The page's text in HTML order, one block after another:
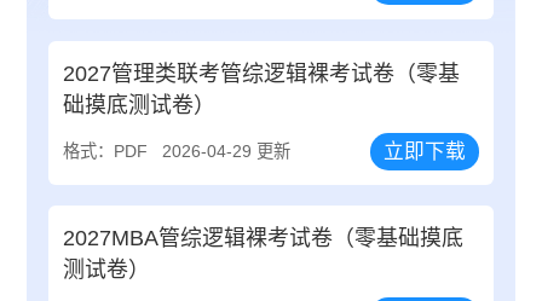
2027管理类联考管综逻辑裸考试卷（零基
础摸底测试卷）
格式：PDF 2026-04-29 更新 立即下载
2027MBA管综逻辑裸考试卷（零基础摸底
测试卷）